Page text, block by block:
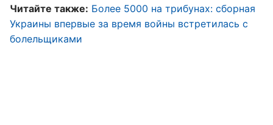
Читайте также: Более 5000 на трибунах: сборная
Украины впервые за время войны встретилась с
болельщиками